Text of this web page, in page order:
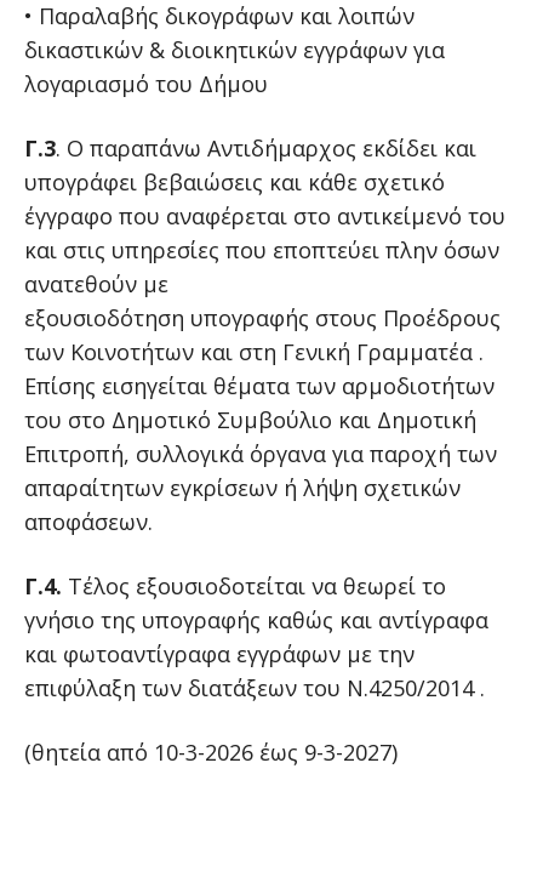
• Παραλαβής δικογράφων και λοιπών
δικαστικών & διοικητικών εγγράφων για
λογαριασμό του Δήμου
Γ.3. Ο παραπάνω Αντιδήμαρχος εκδίδει και
υπογράφει βεβαιώσεις και κάθε σχετικό
έγγραφο που αναφέρεται στο αντικείμενό του
και στις υπηρεσίες που εποπτεύει πλην όσων
ανατεθούν με
εξουσιοδότηση υπογραφής στους Προέδρους
των Κοινοτήτων και στη Γενική Γραμματέα .
Επίσης εισηγείται θέματα των αρμοδιοτήτων
του στο Δημοτικό Συμβούλιο και Δημοτική
Επιτροπή, συλλογικά όργανα για παροχή των
απαραίτητων εγκρίσεων ή λήψη σχετικών
αποφάσεων.
Γ.4. Τέλος εξουσιοδοτείται να θεωρεί το
γνήσιο της υπογραφής καθώς και αντίγραφα
και φωτοαντίγραφα εγγράφων με την
επιφύλαξη των διατάξεων του Ν.4250/2014 .
(θητεία από 10-3-2026 έως 9-3-2027)